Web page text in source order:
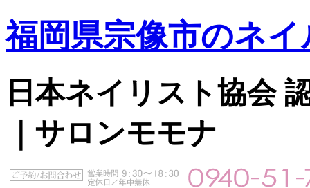
福岡県宗像市のネ
日本ネイリスト協会
｜サロンモモナ